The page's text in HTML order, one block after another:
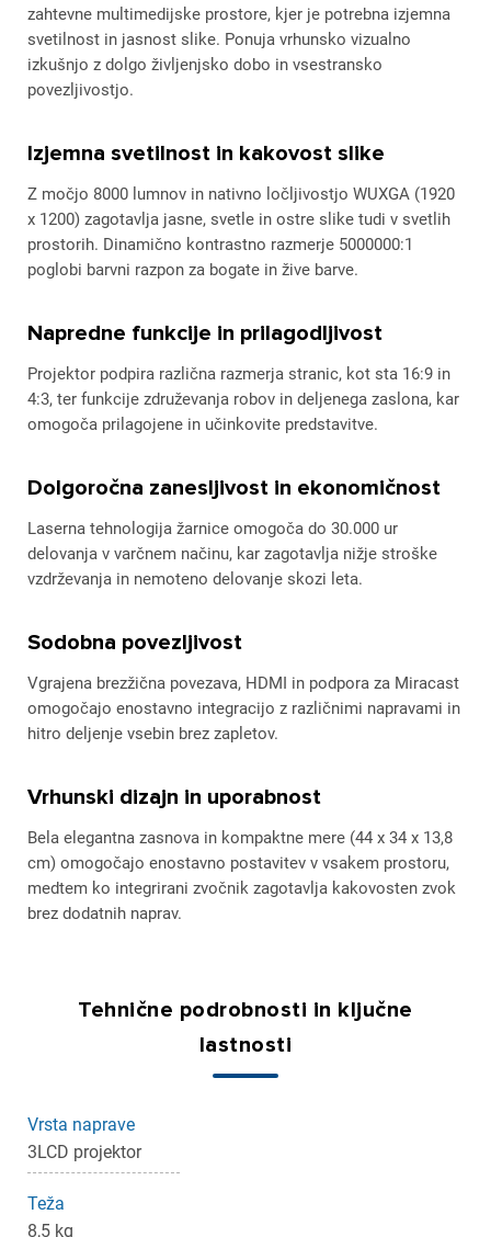
zahtevne multimedijske prostore, kjer je potrebna izjemna
svetilnost in jasnost slike. Ponuja vrhunsko vizualno
izkušnjo z dolgo življenjsko dobo in vsestransko
povezljivostjo.
Izjemna svetilnost in kakovost slike
Z močjo 8000 lumnov in nativno ločljivostjo WUXGA (1920
x 1200) zagotavlja jasne, svetle in ostre slike tudi v svetlih
prostorih. Dinamično kontrastno razmerje 5000000:1
poglobi barvni razpon za bogate in žive barve.
Napredne funkcije in prilagodljivost
Projektor podpira različna razmerja stranic, kot sta 16:9 in
4:3, ter funkcije združevanja robov in deljenega zaslona, kar
omogoča prilagojene in učinkovite predstavitve.
Dolgoročna zanesljivost in ekonomičnost
Laserna tehnologija žarnice omogoča do 30.000 ur
delovanja v varčnem načinu, kar zagotavlja nižje stroške
vzdrževanja in nemoteno delovanje skozi leta.
Sodobna povezljivost
Vgrajena brezžična povezava, HDMI in podpora za Miracast
omogočajo enostavno integracijo z različnimi napravami in
hitro deljenje vsebin brez zapletov.
Vrhunski dizajn in uporabnost
Bela elegantna zasnova in kompaktne mere (44 x 34 x 13,8
cm) omogočajo enostavno postavitev v vsakem prostoru,
medtem ko integrirani zvočnik zagotavlja kakovosten zvok
brez dodatnih naprav.
Tehnične podrobnosti in ključne
lastnosti
Vrsta naprave
3LCD projektor
Teža
8,5 kg